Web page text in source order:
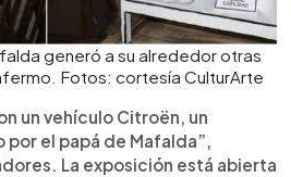
generó a su alrededor otras
Fotos: cortesía CulturArte
un vehículo Citroën, un
el papá de Mafalda”,
La exposición está abierta